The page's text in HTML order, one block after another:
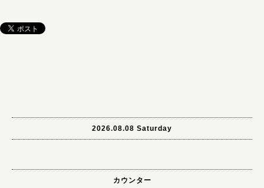
2026.08.08 Saturday
カウンター